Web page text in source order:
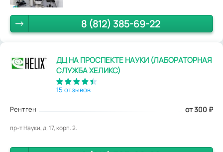
8 (812) 385-69-22
ДЦ НА ПРОСПЕКТЕ НАУКИ (ЛАБОРАТОРНАЯ
СЛУЖБА ХЕЛИКС)
15 отзывов
Рентген от 300 ₽
пр-т Науки, д. 17, корп. 2.